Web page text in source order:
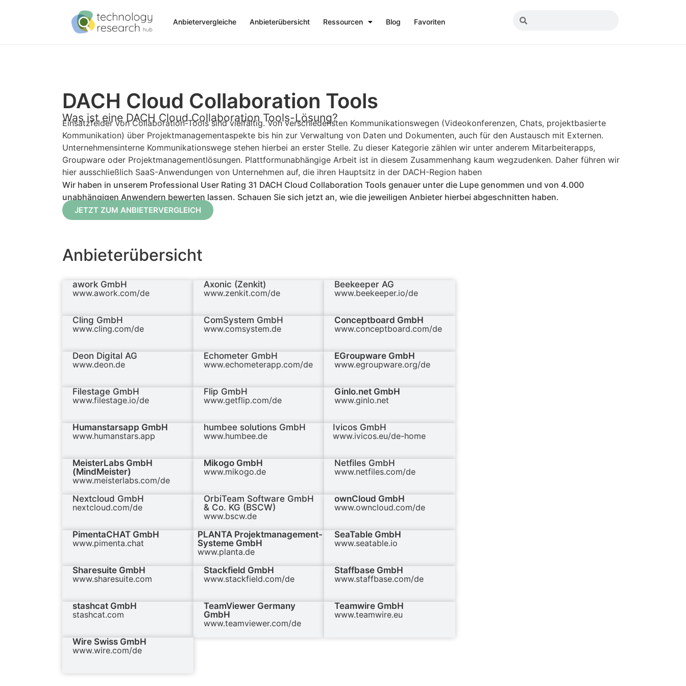
Anbietervergleiche Anbieterübersicht Ressourcen Blog Favoriten
DACH Cloud Collaboration Tools
Was ist eine DACH Cloud Collaboration Tools-Lösung?
Einsatzfelder von Collaboration-Tools sind vielfältig. Von verschiedensten Kommunikationswegen (Videokonferenzen, Chats, projektbasierte
Kommunikation) über Projektmanagementaspekte bis hin zur Verwaltung von Daten und Dokumenten, auch für den Austausch mit Externen.
Unternehmensinterne Kommunikationswege stehen hierbei an erster Stelle. Zu dieser Kategorie zählen wir unter anderem Mitarbeiterapps,
Groupware oder Projektmanagementlösungen. Plattformunabhängige Arbeit ist in diesem Zusammenhang kaum wegzudenken. Daher führen wir
hier ausschließlich SaaS-Anwendungen von Unternehmen auf, die ihren Hauptsitz in der DACH-Region haben
Wir haben in unserem Professional User Rating 31 DACH Cloud Collaboration Tools genauer unter die Lupe genommen und von 4.000
unabhängigen Anwendern bewerten lassen. Schauen Sie sich jetzt an, wie die jeweiligen Anbieter hierbei abgeschnitten haben.
JETZT ZUM ANBIETERVERGLEICH
Anbieterübersicht
awork GmbH
www.awork.com/de
Axonic (Zenkit)
www.zenkit.com/de
Beekeeper AG
www.beekeeper.io/de
Cling GmbH
www.cling.com/de
ComSystem GmbH
www.comsystem.de
Conceptboard GmbH
www.conceptboard.com/de
Deon Digital AG
www.deon.de
Echometer GmbH
www.echometerapp.com/de
EGroupware GmbH
www.egroupware.org/de
Filestage GmbH
www.filestage.io/de
Flip GmbH
www.getflip.com/de
Ginlo.net GmbH
www.ginlo.net
Humanstarsapp GmbH
www.humanstars.app
humbee solutions GmbH
www.humbee.de
Ivicos GmbH
www.ivicos.eu/de-home
MeisterLabs GmbH
(MindMeister)
www.meisterlabs.com/de
Mikogo GmbH
www.mikogo.de
Netfiles GmbH
www.netfiles.com/de
Nextcloud GmbH
nextcloud.com/de
OrbiTeam Software GmbH
& Co. KG (BSCW)
www.bscw.de
ownCloud GmbH
www.owncloud.com/de
PimentaCHAT GmbH
www.pimenta.chat
PLANTA Projektmanagement-
Systeme GmbH
www.planta.de
SeaTable GmbH
www.seatable.io
Sharesuite GmbH
www.sharesuite.com
Stackfield GmbH
www.stackfield.com/de
Staffbase GmbH
www.staffbase.com/de
stashcat GmbH
stashcat.com
TeamViewer Germany
GmbH
www.teamviewer.com/de
Teamwire GmbH
www.teamwire.eu
Wire Swiss GmbH
www.wire.com/de